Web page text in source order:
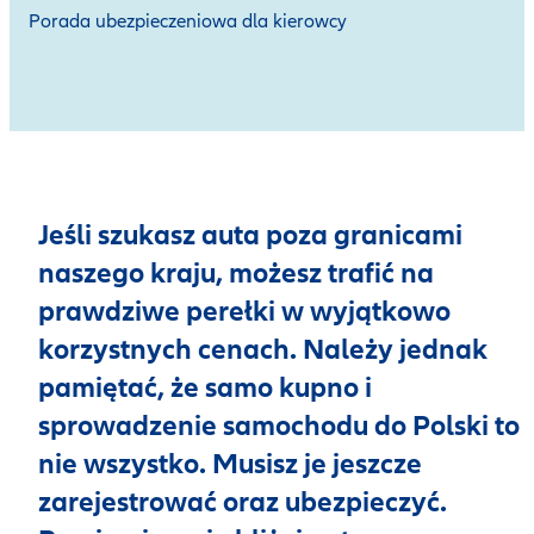
Porada ubezpieczeniowa dla kierowcy
Jeśli szukasz auta poza granicami
naszego kraju, możesz trafić na
prawdziwe perełki w wyjątkowo
korzystnych cenach. Należy jednak
pamiętać, że samo kupno i
sprowadzenie samochodu do Polski to
nie wszystko. Musisz je jeszcze
zarejestrować oraz ubezpieczyć.